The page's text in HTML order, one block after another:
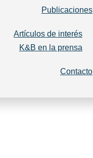
Publicaciones
Artículos de interés
K&B en la prensa
Contacto